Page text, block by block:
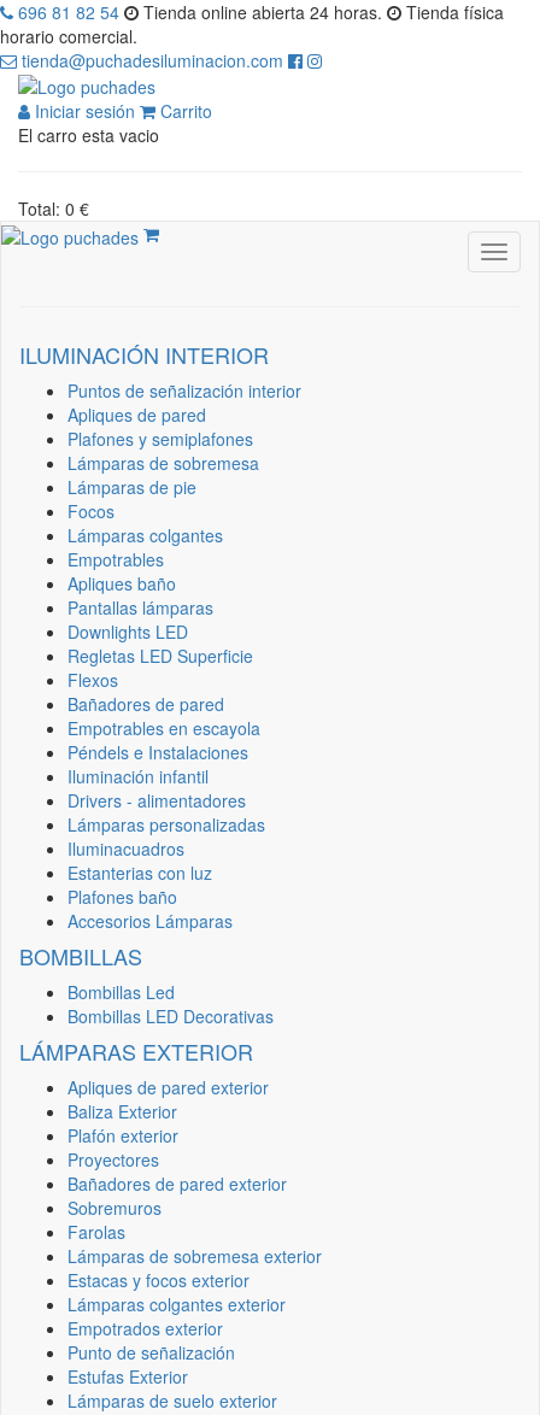
696 81 82 54 Tienda online abierta 24 horas.
Tienda física
horario comercial.
tienda@puchadesiluminacion.com
Iniciar sesión
Carrito
El carro esta vacio
Total: 0 €
ILUMINACIÓN INTERIOR
Puntos de señalización interior
Apliques de pared
Plafones y semiplafones
Lámparas de sobremesa
Lámparas de pie
Focos
Lámparas colgantes
Empotrables
Apliques baño
Pantallas lámparas
Downlights LED
Regletas LED Superficie
Flexos
Bañadores de pared
Empotrables en escayola
Péndels e Instalaciones
Iluminación infantil
Drivers - alimentadores
Lámparas personalizadas
Iluminacuadros
Estanterias con luz
Plafones baño
Accesorios Lámparas
BOMBILLAS
Bombillas Led
Bombillas LED Decorativas
LÁMPARAS EXTERIOR
Apliques de pared exterior
Baliza Exterior
Plafón exterior
Proyectores
Bañadores de pared exterior
Sobremuros
Farolas
Lámparas de sobremesa exterior
Estacas y focos exterior
Lámparas colgantes exterior
Empotrados exterior
Punto de señalización
Estufas Exterior
Lámparas de suelo exterior